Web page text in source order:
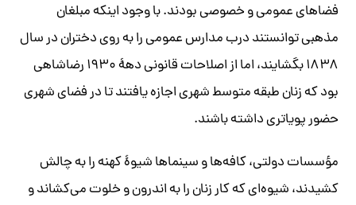
فضاهای عمومی و خصوصی بودند. با وجود اینکه مبلغان
مذهبی توانستند درب مدارس عمومی را به روی دختران در سال
۱۸۳۸ بگشایند، اما از اصلاحات قانونی دهۀ ۱۹۳۰ رضاشاهی
بود که زنان طبقه متوسط شهری اجازه یافتند تا در فضای شهری
حضور پویاتری داشته باشند.
مؤسسات دولتی، کافه‌ها و سینماها شیوۀ کهنه را به چالش
کشیدند، شیوه‌ای که کار زنان را به اندرون و خلوت می‌کشاند و